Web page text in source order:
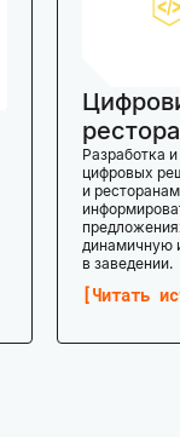
Читать
Разработка
цифровых
и
динамичную
в заведении.